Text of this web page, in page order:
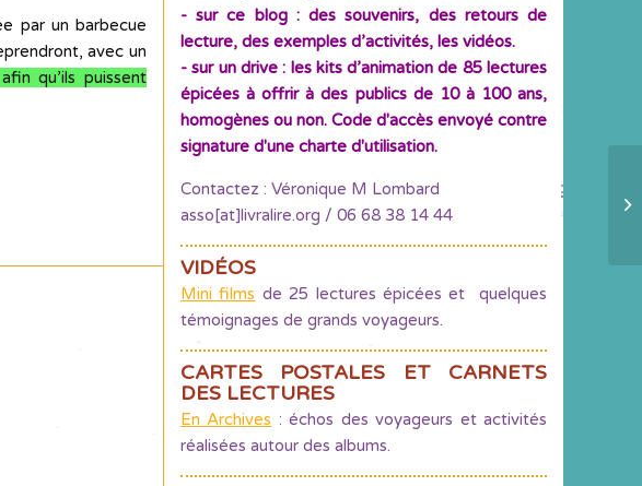
par un barbecue
avec un
qu’ils puissent
- sur ce blog : des souvenirs, des retours de
lecture, des exemples d’activités, les vidéos.
- sur un drive : les kits d’animation de 85 lectures
épicées à offrir à des publics de 10 à 100 ans,
homogènes ou non. Code d'accès envoyé contre
signature d'une charte d'utilisation.
Contactez : Véronique M Lombard
asso[at]livralire.org / 06 68 38 14 44
VIDÉOS
Mini films de 25 lectures épicées et quelques
témoignages de grands voyageurs.
CARTES POSTALES ET CARNETS
DES LECTURES
En Archives : échos des voyageurs et activités
réalisées autour des albums.